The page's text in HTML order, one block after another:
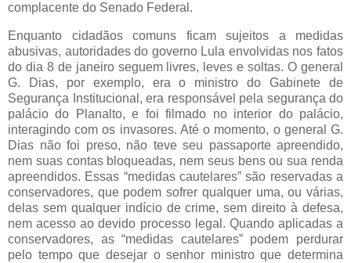
complacente do Senado Federal.
Enquanto cidadãos comuns ficam sujeitos a medidas
abusivas, autoridades do governo Lula envolvidas nos fatos
do dia 8 de janeiro seguem livres, leves e soltas. O general
G. Dias, por exemplo, era o ministro do Gabinete de
Segurança Institucional, era responsável pela segurança do
palácio do Planalto, e foi filmado no interior do palácio,
interagindo com os invasores. Até o momento, o general G.
Dias não foi preso, não teve seu passaporte apreendido,
nem suas contas bloqueadas, nem seus bens ou sua renda
apreendidos. Essas “medidas cautelares” são reservadas a
conservadores, que podem sofrer qualquer uma, ou várias,
delas sem qualquer indício de crime, sem direito à defesa,
nem acesso ao devido processo legal. Quando aplicadas a
conservadores, as “medidas cautelares” podem perdurar
pelo tempo que desejar o senhor ministro que determina